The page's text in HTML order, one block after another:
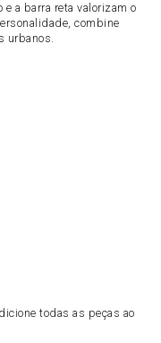
a barra reta valorizam o
combine
urbanos.
todas as peças ao